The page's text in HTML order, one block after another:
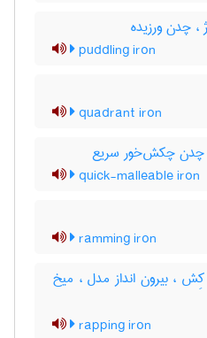
چدن ورزیده
puddling iron
quadrant iron
چکش‌خور سریع
quick-malleable iron
ramming iron
، بیرون انداز مدل ، میخ
rapping iron